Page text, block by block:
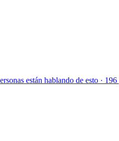
están hablando de esto ·